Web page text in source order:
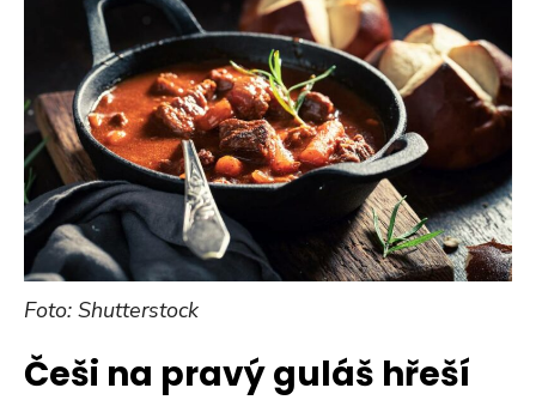
Foto: Shutterstock
Češi na pravý guláš hřeší